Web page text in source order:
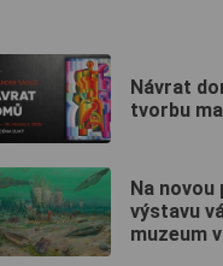
Návrat
tvorbu
Na
výstavu
muzeum